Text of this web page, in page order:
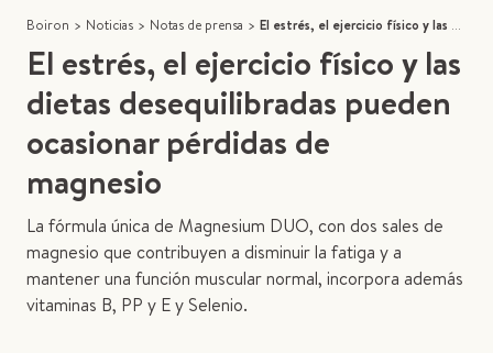
Boiron > Noticias > Notas de prensa > El estrés, el ejercicio físico y las dietas desequilibradas pueden ocasionar pérdidas de magnesio
El estrés, el ejercicio físico y las
dietas desequilibradas pueden
ocasionar pérdidas de
magnesio
La fórmula única de Magnesium DUO, con dos sales de
magnesio que contribuyen a disminuir la fatiga y a
mantener una función muscular normal, incorpora además
vitaminas B, PP y E y Selenio.